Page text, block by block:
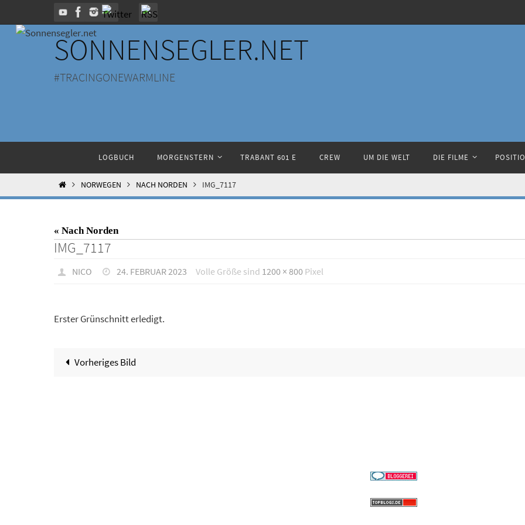
Inhalt
springen
SONNENSEGLER.NET
#TRACINGONEWARMLINE
springen
LOGBUCH MORGENSTERN TRABANT 601 E CREW UM DIE WELT DIE FILME
HOMENORWEGEN NACH NORDEN IMG_7117
« Nach Norden
IMG_7117
NICO 24. FEBRUAR 2023 Volle Größe sind 1200 × 800 Pixel
Erster Grünschnitt erledigt.
Vorheriges Bild